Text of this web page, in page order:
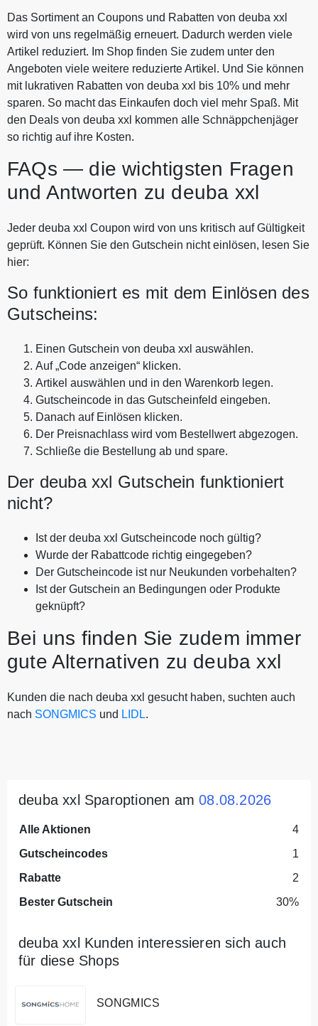
Das Sortiment an Coupons und Rabatten von deuba xxl
wird von uns regelmäßig erneuert. Dadurch werden viele
Artikel reduziert. Im Shop finden Sie zudem unter den
Angeboten viele weitere reduzierte Artikel. Und Sie können
mit lukrativen Rabatten von deuba xxl bis 10% und mehr
sparen. So macht das Einkaufen doch viel mehr Spaß. Mit
den Deals von deuba xxl kommen alle Schnäppchenjäger
so richtig auf ihre Kosten.
FAQs — die wichtigsten Fragen
und Antworten zu deuba xxl
Jeder deuba xxl Coupon wird von uns kritisch auf Gültigkeit
geprüft. Können Sie den Gutschein nicht einlösen, lesen Sie
hier:
So funktioniert es mit dem Einlösen des
Gutscheins:
Einen Gutschein von deuba xxl auswählen.
Auf „Code anzeigen“ klicken.
Artikel auswählen und in den Warenkorb legen.
Gutscheincode in das Gutscheinfeld eingeben.
Danach auf Einlösen klicken.
Der Preisnachlass wird vom Bestellwert abgezogen.
Schließe die Bestellung ab und spare.
Der deuba xxl Gutschein funktioniert
nicht?
Ist der deuba xxl Gutscheincode noch gültig?
Wurde der Rabattcode richtig eingegeben?
Der Gutscheincode ist nur Neukunden vorbehalten?
Ist der Gutschein an Bedingungen oder Produkte
geknüpft?
Bei uns finden Sie zudem immer
gute Alternativen zu deuba xxl
Kunden die nach deuba xxl gesucht haben, suchten auch
nach SONGMICS und LIDL.
deuba xxl Sparoptionen am08.08.2026
Alle Aktionen
4
Gutscheincodes
1
Rabatte
2
Bester Gutschein
30%
deuba xxl Kunden interessieren sich auch
für diese Shops
SONGMICS